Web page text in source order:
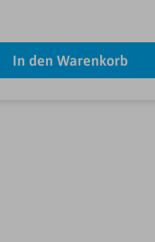
In den Warenkorb